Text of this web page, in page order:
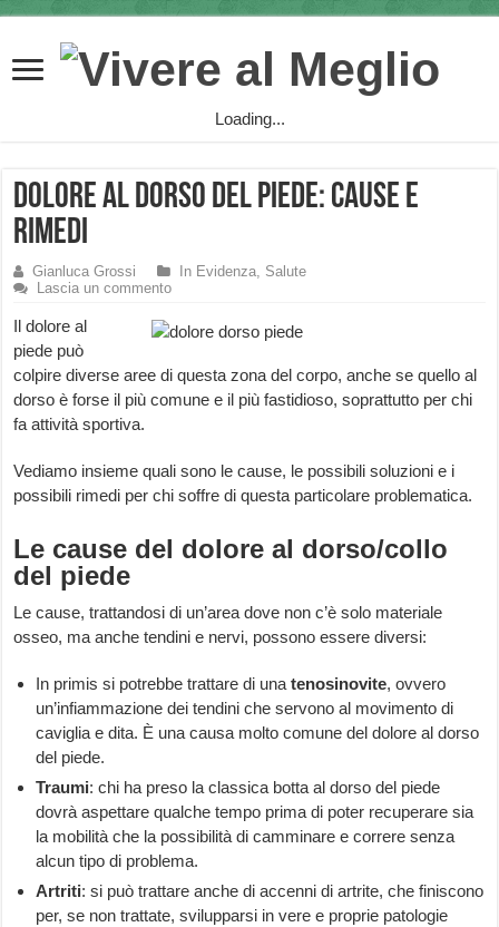
Loading...
Dolore al Dorso del Piede: cause e
rimedi
Gianluca Grossi In Evidenza, Salute
Lascia un commento
Il dolore al
piede può
colpire diverse aree di questa zona del corpo, anche se quello al
dorso è forse il più comune e il più fastidioso, soprattutto per chi
fa attività sportiva.
Vediamo insieme quali sono le cause, le possibili soluzioni e i
possibili rimedi per chi soffre di questa particolare problematica.
Le cause del dolore al dorso/collo
del piede
Le cause, trattandosi di un’area dove non c’è solo materiale
osseo, ma anche tendini e nervi, possono essere diversi:
In primis si potrebbe trattare di unatenosinovite, ovvero
un’infiammazione dei tendini che servono al movimento di
caviglia e dita. È una causa molto comune del dolore al dorso
del piede.
Traumi: chi ha preso la classica botta al dorso del piede
dovrà aspettare qualche tempo prima di poter recuperare sia
la mobilità che la possibilità di camminare e correre senza
alcun tipo di problema.
Artriti: si può trattare anche di accenni di artrite, che finiscono
per, se non trattate, svilupparsi in vere e proprie patologie